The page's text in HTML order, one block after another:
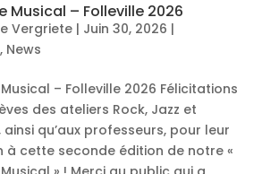
Musical – Folleville 2026
Vergriete| Juin 30, 2026 |
, News
– Folleville 2026 Félicitations
des ateliers Rock, Jazz et
qu’aux professeurs, pour leur
à cette seconde édition de notre «